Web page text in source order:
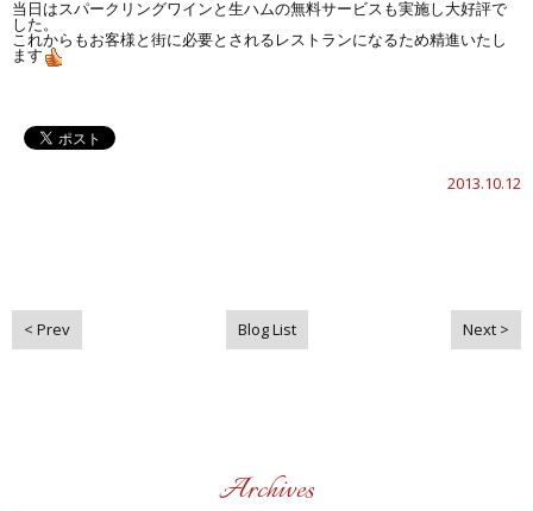
当日はスパークリングワインと生ハムの無料サービスも実施し大好評で
した。
これからもお客様と街に必要とされるレストランになるため精進いたし
ます
2013.10.12
Blog List
< Prev Next >
Archives